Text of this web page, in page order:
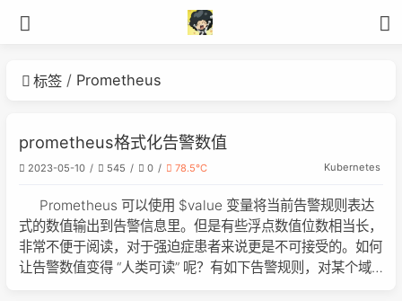
标签 Prometheus
prometheus格式化告警数值
2023-05-10 545 0 78.5℃ Kubernetes
Prometheus 可以使用 $value 变量将当前告警规则表达
式的数值输出到告警信息里。但是有些浮点数值位数相当长，
非常不便于阅读，对于强迫症患者来说更是不可接受的。如何
让告警数值变得 “人类可读” 呢？有如下告警规则，对某个域